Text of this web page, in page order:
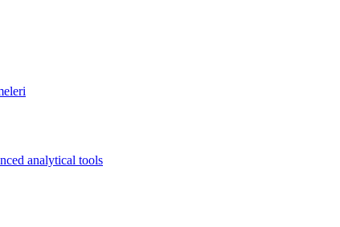
analytical tools